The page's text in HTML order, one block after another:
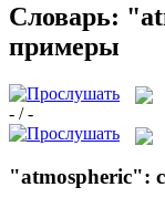
Словарь:
примеры
- / -
"atmospheric":